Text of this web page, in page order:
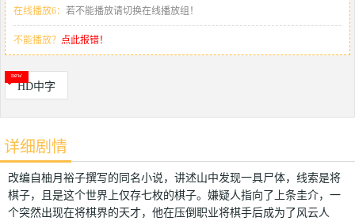
在线播放6： 若不能播放请切换在线播放组！
不能播放？ 点此报错！
HD中字
详细剧情
改编自柚月裕子撰写的同名小说，讲述山中发现一具尸体，线索是将
棋子，且是这个世界上仅存七枚的棋子。嫌疑人指向了上条圭介，一
个突然出现在将棋界的天才，他在压倒职业将棋手后成为了风云人